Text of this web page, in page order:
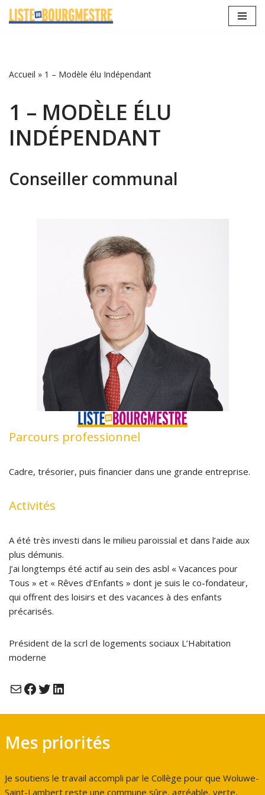
Accueil » 1 – Modèle élu Indépendant
1 – MODÈLE ÉLU
INDÉPENDANT
Conseiller communal
Parcours professionnel
Cadre, trésorier, puis financier dans une grande entreprise.
Activités
A été très investi dans le milieu paroissial et dans l’aide aux
plus démunis.
J’ai longtemps été actif au sein des asbl « Vacances pour
Tous » et « Rêves d’Enfants » dont je suis le co-fondateur,
qui offrent des loisirs et des vacances à des enfants
précarisés.
Président de la scrl de logements sociaux L’Habitation
moderne
Mes priorités
Je soutiens le travail accompli par le Collège pour que Woluwe-
Saint-Lambert reste une commune sûre, agréable, verte,